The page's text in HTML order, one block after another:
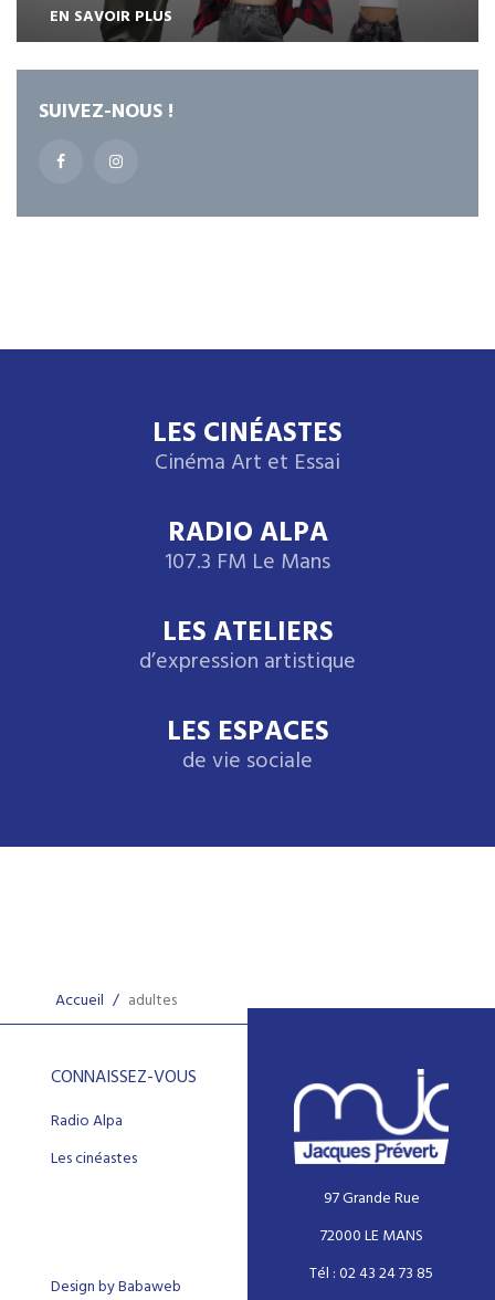
EN SAVOIR PLUS
SUIVEZ-NOUS !
LES CINÉASTES
Cinéma Art et Essai
RADIO ALPA
107.3 FM Le Mans
LES ATELIERS
d’expression artistique
LES ESPACES
de vie sociale
Accueil / adultes
CONNAISSEZ-VOUS
Radio Alpa
Les cinéastes
Design by Babaweb
97 Grande Rue
72000 LE MANS
Tél : 02 43 24 73 85